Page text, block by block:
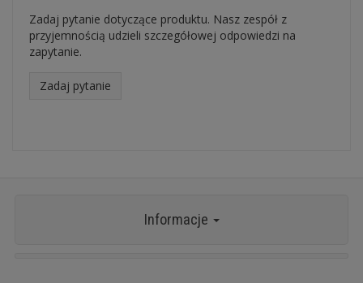
Zadaj pytanie dotyczące produktu. Nasz zespół z
przyjemnością udzieli szczegółowej odpowiedzi na
zapytanie.
Zadaj pytanie
Informacje